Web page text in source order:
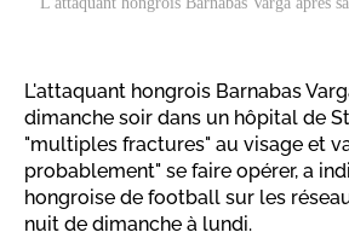
L'attaquant hongrois Barnabas
dimanche soir dans un hôpital de
"multiples fractures" au visage et
probablement" se faire opérer, a
hongroise de football sur les
nuit de dimanche à lundi.